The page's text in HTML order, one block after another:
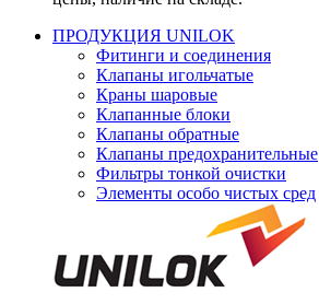
ПРОДУКЦИЯ UNILOK
Фитинги и соединения
Клапаны игольчатые
Краны шаровые
Клапанные блоки
Клапаны обратные
Клапаны предохранительные
Фильтры тонкой очистки
Элементы особо чистых сред